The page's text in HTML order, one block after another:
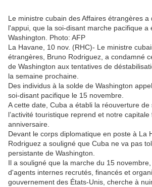
Le ministre cubain des Affaires étrangères
l'appui, que la soi-disant marche pacifique a
Washington. Photo: AFP
La Havane, 10 nov. (RHC)- Le ministre
étrangères, Bruno Rodriguez, a condamné
de Washington aux tentatives de
la semaine prochaine.
Des individus à la solde de Washington
soi-disant pacifique le 15 novembre.
A cette date, Cuba a établi la réouverture de
l’activité touristique reprend et notre
anniversaire.
Devant le corps diplomatique en poste à La
Rodriguez a souligné que Cuba ne va pas
persistante de Washington.
Il a souligné que la marche du 15
d'agents internes recrutés, financés et
gouvernement des États-Unis, cherche à